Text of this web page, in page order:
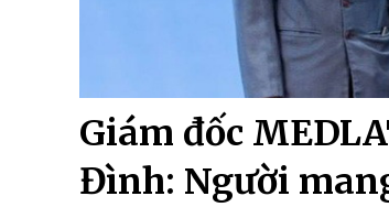
Giám đốc
Đình: Người